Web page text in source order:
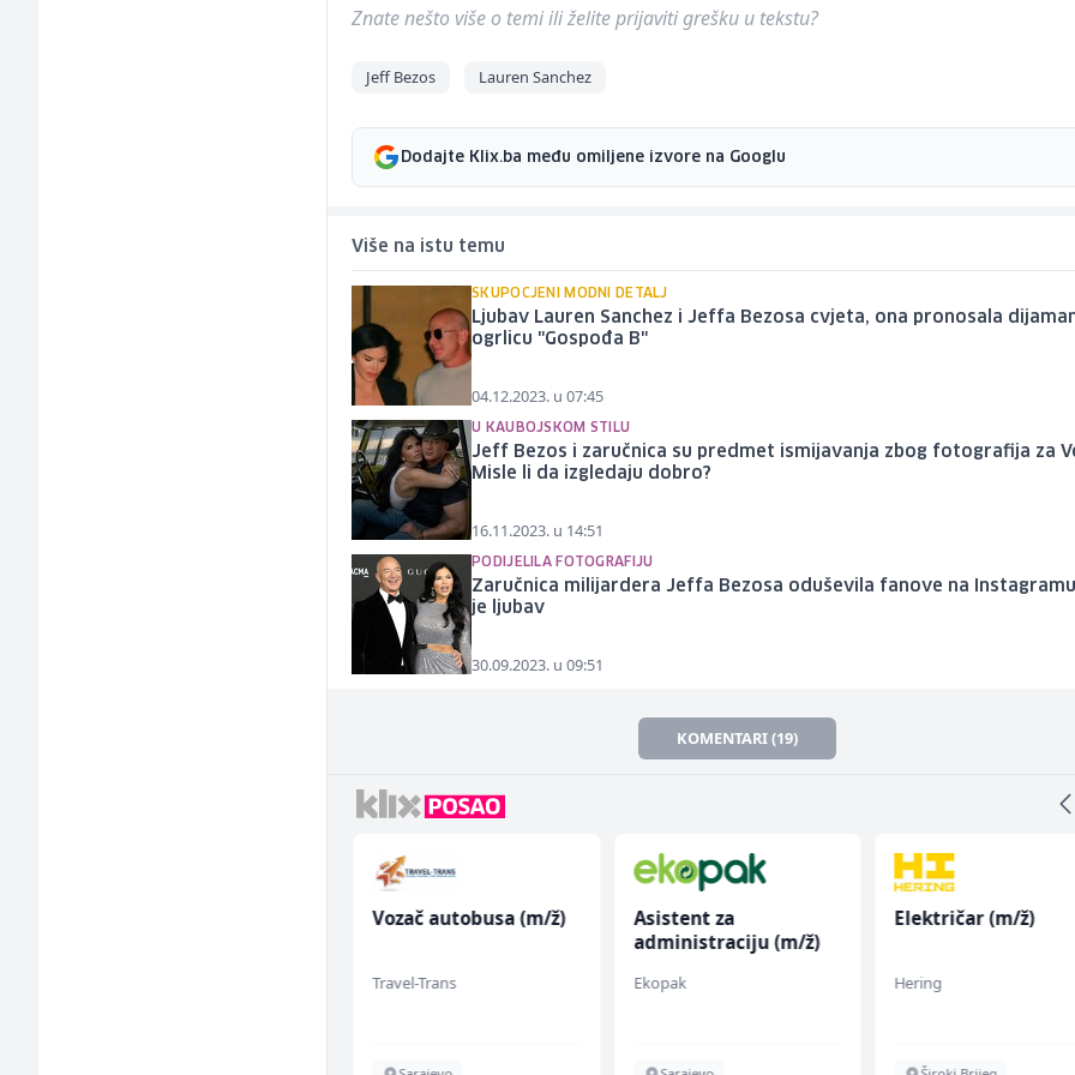
Znate nešto više o temi ili želite prijaviti grešku u tekstu?
Jeff Bezos Lauren Sanchez
Dodajte Klix.ba među omiljene izvore na Googlu
Više na istu temu
SKUPOCJENI MODNI DETALJ
Ljubav Lauren Sanchez i Jeffa Bezosa cvjeta, ona pronosala
ogrlicu "Gospođa B"
04.12.2023. u 07:45
U KAUBOJSKOM STILU
Jeff Bezos i zaručnica su predmet ismijavanja zbog fotografija za
Misle li da izgledaju dobro?
16.11.2023. u 14:51
PODIJELILA FOTOGRAFIJU
Zaručnica milijardera Jeffa Bezosa oduševila fanove na
je ljubav
30.09.2023. u 09:51
KOMENTARI (19)
Vozač autobusa (m/ž)
Travel-Trans
Asistent za
administraciju (m/ž)
Ekopak
Električar (m/ž)
Hering